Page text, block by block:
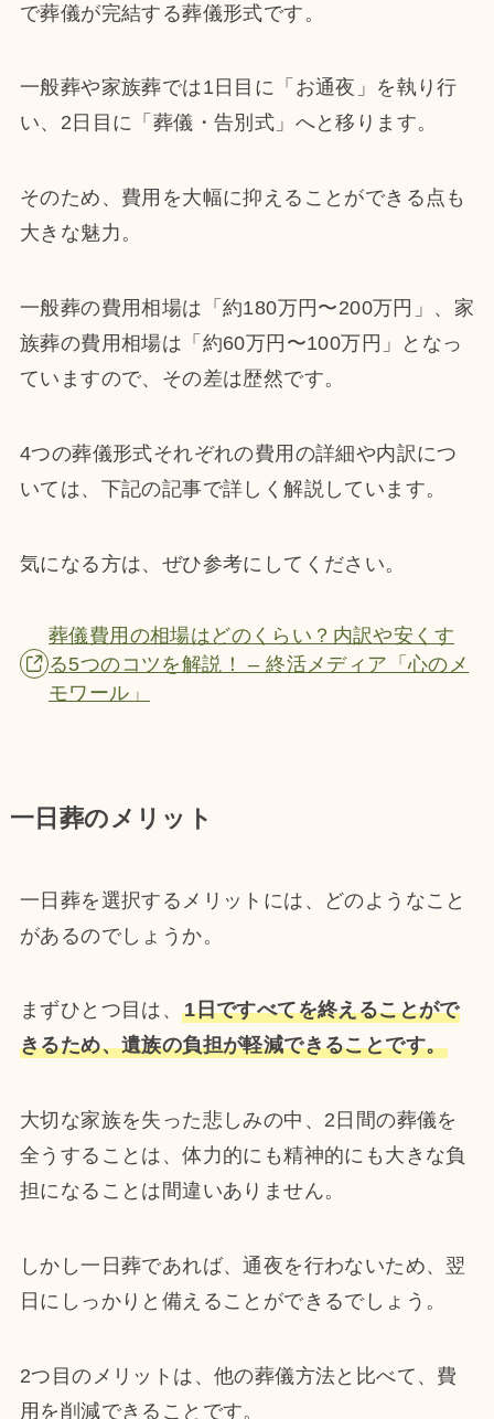
で葬儀が完結する葬儀形式です。
一般葬や家族葬では1日目に「お通夜」を執り行
い、2日目に「葬儀・告別式」へと移ります。
そのため、費用を大幅に抑えることができる点も
大きな魅力。
一般葬の費用相場は「約180万円〜200万円」、家
族葬の費用相場は「約60万円〜100万円」となっ
ていますので、その差は歴然です。
4つの葬儀形式それぞれの費用の詳細や内訳につ
いては、下記の記事で詳しく解説しています。
気になる方は、ぜひ参考にしてください。
葬儀費用の相場はどのくらい？内訳や安くす
る5つのコツを解説！ – 終活メディア「心のメ
モワール」
一日葬のメリット
一日葬を選択するメリットには、どのようなこと
があるのでしょうか。
まずひとつ目は、1日ですべてを終えることがで
きるため、遺族の負担が軽減できることです。
大切な家族を失った悲しみの中、2日間の葬儀を
全うすることは、体力的にも精神的にも大きな負
担になることは間違いありません。
しかし一日葬であれば、通夜を行わないため、翌
日にしっかりと備えることができるでしょう。
2つ目のメリットは、他の葬儀方法と比べて、費
用を削減できることです。